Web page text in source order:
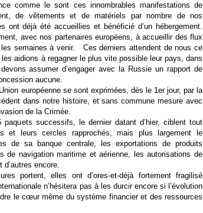
comme le sont ces innombrables manifestations de
de vêtements et de matériels par nombre de nos
ont déjà été accueillies et bénéficié d’un hébergement.
avec nos partenaires européens, à accueillir des flux
semaines à venir. Ces derniers attendent de nous ce
aidions à regagner le plus vite possible leur pays, dans
assumer d’engager avec la Russie un rapport de
aucune.
européenne se sont exprimées, dès le 1er jour, par la
dans notre histoire, et sans commune mesure avec
de la Crimée.
successifs, le dernier datant d’hier, ciblent tout
et leurs cercles rapprochés, mais plus largement le
de sa banque centrale, les exportations de produits
de navigation maritime et aérienne, les autorisations de
encore.
portent, elles ont d’ores-et-déjà fortement fragilisé
n’hésitera pas à les durcir encore si l’évolution
le cœur même du système financier et des ressources